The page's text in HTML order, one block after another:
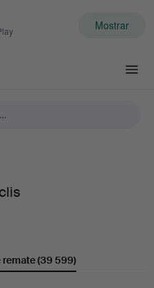
Mostrar
remate(39 599)